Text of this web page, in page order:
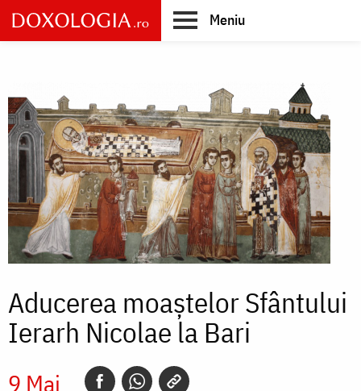
Skip
to
main
Meniu
Aducerea moaștelor Sfântului
Ierarh Nicolae la Bari
9 Mai